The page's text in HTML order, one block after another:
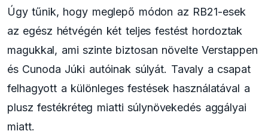
Úgy tűnik, hogy meglepő módon az RB21-esek
az egész hétvégén két teljes festést hordoztak
magukkal, ami szinte biztosan növelte Verstappen
és Cunoda Júki autóinak súlyát. Tavaly a csapat
felhagyott a különleges festések használatával a
plusz festékréteg miatti súlynövekedés aggályai
miatt.